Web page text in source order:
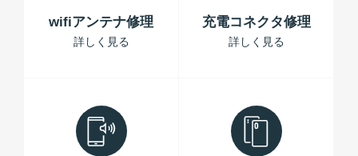
wifiアンテナ修理
詳しく見る
充電コネクタ修理
詳しく見る